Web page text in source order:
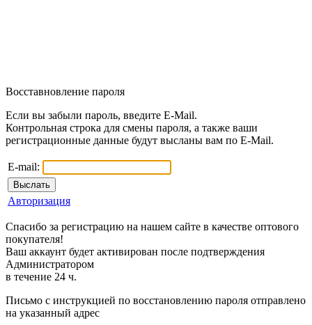
Восставновление пароля
Если вы забыли пароль, введите E-Mail.
Контрольная строка для смены пароля, а также ваши
регистрационные данные будут высланы вам по E-Mail.
E-mail:
Авторизация
Спасибо за регистрацию на нашем сайте в качестве оптового
покупателя!
Ваш аккаунт будет активирован после подтверждения
Администратором
в течение 24 ч.
Письмо с инструкцией по восстановлению пароля отправлено
на указанный адрес